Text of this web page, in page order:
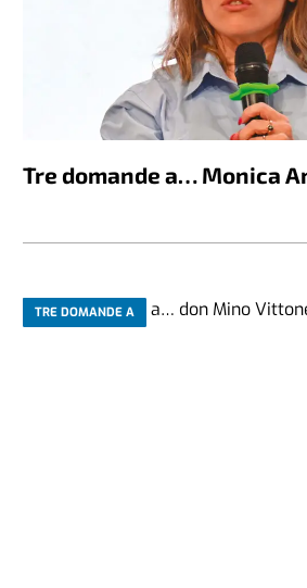
Tre domande a… Monica
TRE DOMANDE A